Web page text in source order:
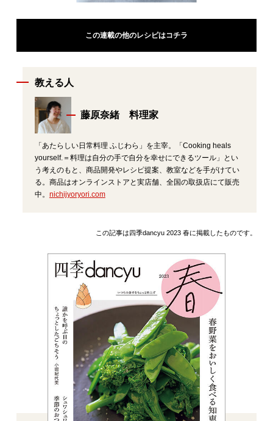
この連載の他のレシピはコチラ
教える人
藤原奈緒 料理家
「あたらしい日常料理 ふじわら」を主宰。「Cooking heals
yourself.＝料理は自分の手で自分を幸せにできるツール」とい
う考えのもと、商品開発やレシピ提案、教室などを手がけてい
る。商品はオンラインストアと実店舗、全国の取扱店にて販売
中。 nichijyoryori.com
この記事は四季dancyu 2023 春に掲載したものです。